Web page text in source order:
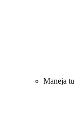
Maneja